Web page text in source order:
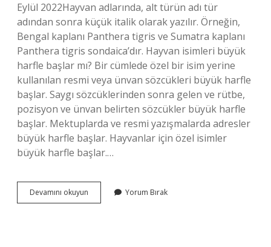
Eylül 2022Hayvan adlarında, alt türün adı tür
adından sonra küçük italik olarak yazılır. Örneğin,
Bengal kaplanı Panthera tigris ve Sumatra kaplanı
Panthera tigris sondaica’dır. Hayvan isimleri büyük
harfle başlar mı? Bir cümlede özel bir isim yerine
kullanılan resmi veya ünvan sözcükleri büyük harfle
başlar. Saygı sözcüklerinden sonra gelen ve rütbe,
pozisyon ve ünvan belirten sözcükler büyük harfle
başlar. Mektuplarda ve resmi yazışmalarda adresler
büyük harfle başlar. Hayvanlar için özel isimler
büyük harfle başlar.…
Devamını okuyun
Isimleri
Yorum Bırak